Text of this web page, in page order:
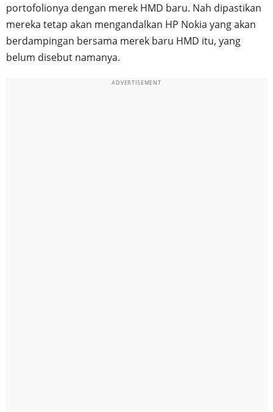
portofolionya dengan merek HMD baru. Nah dipastikan
mereka tetap akan mengandalkan HP Nokia yang akan
berdampingan bersama merek baru HMD itu, yang
belum disebut namanya.
ADVERTISEMENT